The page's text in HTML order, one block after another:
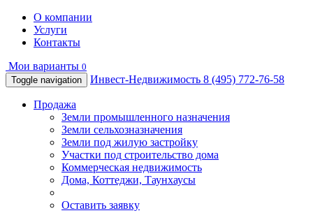
О компании
Услуги
Контакты
Мои варианты 0
Toggle navigation
Инвест-Недвижимость 8 (495) 772-76-58
Продажа
Земли промышленного назначения
Земли сельхозназначения
Земли под жилую застройку
Участки под строительство дома
Коммерческая недвижимость
Дома, Коттеджи, Таунхаусы
Оставить заявку